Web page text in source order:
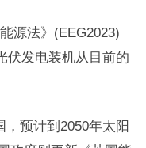
源法》(EEG2023)
伏发电装机从目前的
预计到2050年太阳